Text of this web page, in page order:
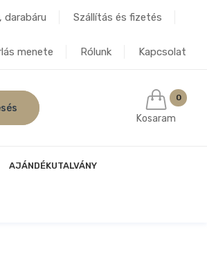
darabáru Szállítás és fizetés
menete Rólunk Kapcsolat
0
Kosaram
AJÁNDÉKUTALVÁNY